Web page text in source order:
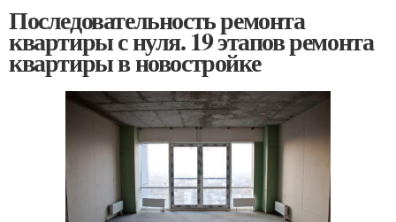
Последовательность ремонта
квартиры с нуля. 19 этапов ремонта
квартиры в новостройке